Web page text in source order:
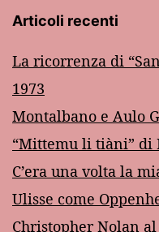
Articoli recenti
La ricorrenza di
1973
Montalbano e Aulo
“Mittemu li tiàni” di
C’era una volta la
Ulisse come
Christopher Nolan